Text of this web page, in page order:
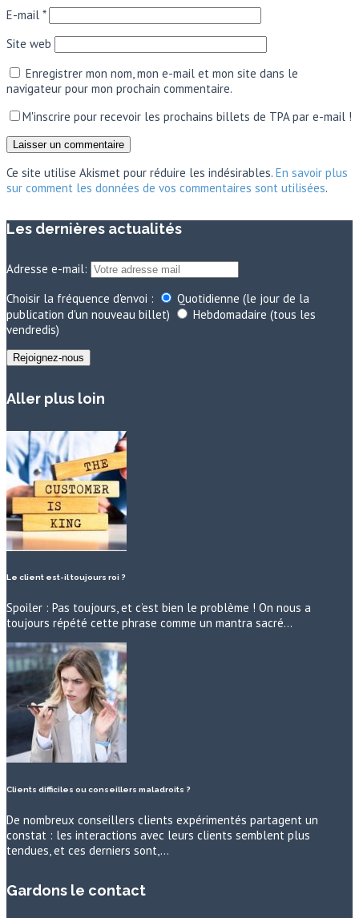
E-mail *
Site web
Enregistrer mon nom, mon e-mail et mon site dans le
navigateur pour mon prochain commentaire.
M'inscrire pour recevoir les prochains billets de TPA par e-mail !
Ce site utilise Akismet pour réduire les indésirables. En savoir plus
sur comment les données de vos commentaires sont utilisées.
Les dernières actualités
Adresse e-mail:
Choisir la fréquence d'envoi :
Quotidienne (le jour de la
publication d'un nouveau billet)
Hebdomadaire (tous les
vendredis)
Aller plus loin
Le client est-il toujours roi ?
Spoiler : Pas toujours, et c’est bien le problème ! On nous a
toujours répété cette phrase comme un mantra sacré…
Clients difficiles ou conseillers maladroits ?
De nombreux conseillers clients expérimentés partagent un
constat : les interactions avec leurs clients semblent plus
tendues, et ces derniers sont,…
Gardons le contact